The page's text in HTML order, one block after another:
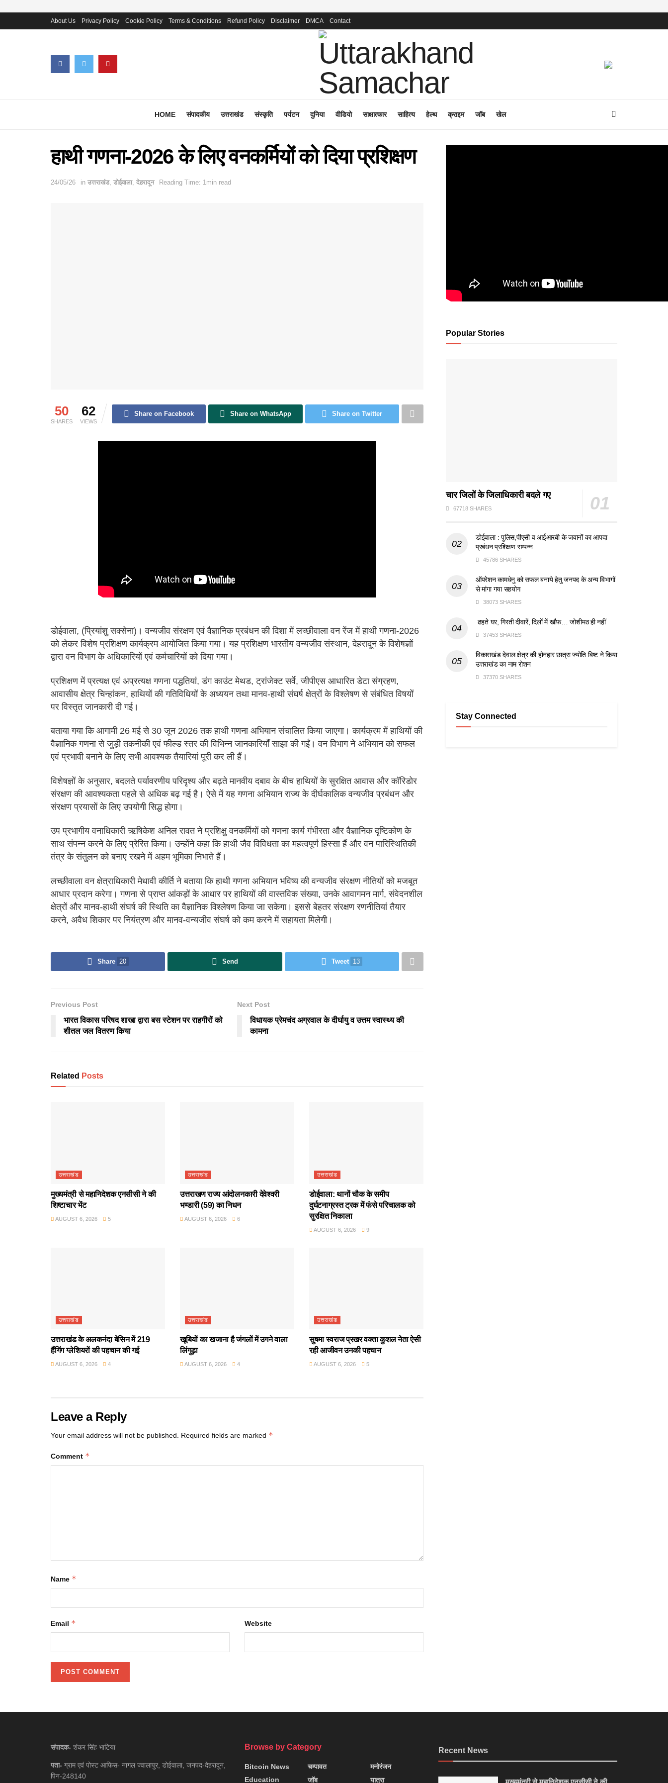
About Us Privacy Policy Cookie Policy Terms & Conditions Refund Policy Disclaimer DMCA Contact
HOME संपादकीय उत्तराखंड संस्कृति पर्यटन दुनिया वीडियो साक्षात्कार साहित्य हेल्थ क्राइम जॉब खेल
हाथी गणना-2026 के लिए वनकर्मियों को दिया प्रशिक्षण
24/05/26 in उत्तराखंड, डोईवाला, देहरादून Reading Time: 1min read
50
SHARES
62
VIEWS
Share on Facebook Share on WhatsApp Share on Twitter
डोईवाला, (प्रियांशु सक्सेना)। वन्यजीव संरक्षण एवं वैज्ञानिक प्रबंधन की दिशा में लच्छीवाला वन रेंज में हाथी गणना-2026
को लेकर विशेष प्रशिक्षण कार्यक्रम आयोजित किया गया। यह प्रशिक्षण भारतीय वन्यजीव संस्थान, देहरादून के विशेषज्ञों
द्वारा वन विभाग के अधिकारियों एवं कर्मचारियों को दिया गया।
प्रशिक्षण में प्रत्यक्ष एवं अप्रत्यक्ष गणना पद्धतियां, डंग काउंट मेथड, ट्रांजेक्ट सर्वे, जीपीएस आधारित डेटा संग्रहण,
आवासीय क्षेत्र चिन्हांकन, हाथियों की गतिविधियों के अध्ययन तथा मानव-हाथी संघर्ष क्षेत्रों के विश्लेषण से संबंधित विषयों
पर विस्तृत जानकारी दी गई।
बताया गया कि आगामी 26 मई से 30 जून 2026 तक हाथी गणना अभियान संचालित किया जाएगा। कार्यक्रम में हाथियों की
वैज्ञानिक गणना से जुड़ी तकनीकी एवं फील्ड स्तर की विभिन्न जानकारियाँ साझा की गईं। वन विभाग ने अभियान को सफल
एवं प्रभावी बनाने के लिए सभी आवश्यक तैयारियां पूरी कर ली हैं।
विशेषज्ञों के अनुसार, बदलते पर्यावरणीय परिदृश्य और बढ़ते मानवीय दबाव के बीच हाथियों के सुरक्षित आवास और कॉरिडोर
संरक्षण की आवश्यकता पहले से अधिक बढ़ गई है। ऐसे में यह गणना अभियान राज्य के दीर्घकालिक वन्यजीव प्रबंधन और
संरक्षण प्रयासों के लिए उपयोगी सिद्ध होगा।
उप प्रभागीय वनाधिकारी ऋषिकेश अनिल रावत ने प्रशिक्षु वनकर्मियों को गणना कार्य गंभीरता और वैज्ञानिक दृष्टिकोण के
साथ संपन्न करने के लिए प्रेरित किया। उन्होंने कहा कि हाथी जैव विविधता का महत्वपूर्ण हिस्सा हैं और वन पारिस्थितिकी
तंत्र के संतुलन को बनाए रखने में अहम भूमिका निभाते हैं।
लच्छीवाला वन क्षेत्राधिकारी मेधावी कीर्ति ने बताया कि हाथी गणना अभियान भविष्य की वन्यजीव संरक्षण नीतियों को मजबूत
आधार प्रदान करेगा। गणना से प्राप्त आंकड़ों के आधार पर हाथियों की वास्तविक संख्या, उनके आवागमन मार्ग, संवेदनशील
क्षेत्रों और मानव-हाथी संघर्ष की स्थिति का वैज्ञानिक विश्लेषण किया जा सकेगा। इससे बेहतर संरक्षण रणनीतियां तैयार
करने, अवैध शिकार पर नियंत्रण और मानव-वन्यजीव संघर्ष को कम करने में सहायता मिलेगी।
Share 20 Send Tweet 13
Previous Post
भारत विकास परिषद शाखा द्वारा बस स्टेशन पर राहगीरों को
शीतल जल वितरण किया
Next Post
विधायक प्रेमचंद अग्रवाल के दीर्घायु व उत्तम स्वास्थ्य की
कामना
Related Posts
उत्तराखंड
मुख्यमंत्री से महानिदेशक एनसीसी ने की
शिष्टाचार भेंट
AUGUST 6, 2026 5
उत्तराखंड
उत्तराखण राज्य आंदोलनकारी देवेश्वरी
भण्डारी (59) का निधन
AUGUST 6, 2026 6
उत्तराखंड
डोईवाला: थानों चौक के समीप
दुर्घटनाग्रस्त ट्रक में फंसे परिचालक को
सुरक्षित निकाला
AUGUST 6, 2026 9
उत्तराखंड
उत्तराखंड के अलकनंदा बेसिन में 219
हैंगिंग ग्लेशियरों की पहचान की गई
AUGUST 6, 2026 4
उत्तराखंड
खूबियों का खजाना है जंगलों में उगने वाला
लिंगुड़ा
AUGUST 6, 2026 4
उत्तराखंड
सुषमा स्वराज प्रखर वक्ता कुशल नेता ऐसी
रही आजीवन उनकी पहचान
AUGUST 6, 2026 5
Leave a Reply
Your email address will not be published. Required fields are marked *
Comment *
Name *
Email * Website
Popular Stories
चार जिलों के जिलाधिकारी बदले गए
67718 SHARES
डोईवाला : पुलिस,पीएसी व आईआरबी के जवानों का आपदा
प्रबंधन प्रशिक्षण सम्पन्न
45786 SHARES
ऑपरेशन कामधेनु को सफल बनाये हेतु जनपद के अन्य विभागों
से मांगा गया सहयोग
38073 SHARES
ढहते घर, गिरती दीवारें, दिलों में खौफ… जोशीमठ ही नहीं
37453 SHARES
विकासखंड देवाल क्षेत्र की होनहार छात्रा ज्योति बिष्ट ने किया
उत्तराखंड का नाम रोशन
37370 SHARES
Stay Connected
संपादक- शंकर सिंह भाटिया
पता- ग्राम एवं पोस्ट आफिस- नागल ज्वालापुर, डोईवाला, जनपद-देहरादून,
पिन-248140
Browse by Category
Bitcoin News
Education
चम्पावत
जॉब
मनोरंजन
यात्रा
Recent News